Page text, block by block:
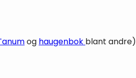
og haugenbok blant andre)